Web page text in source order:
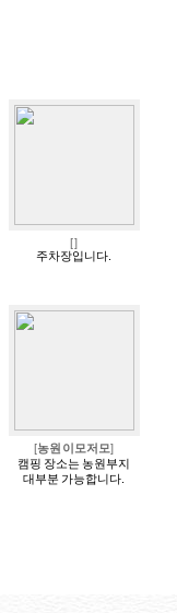
[]
주차장입니다.
[농원 이모저모]
캠핑 장소는 농원부지
대부분 가능합니다.